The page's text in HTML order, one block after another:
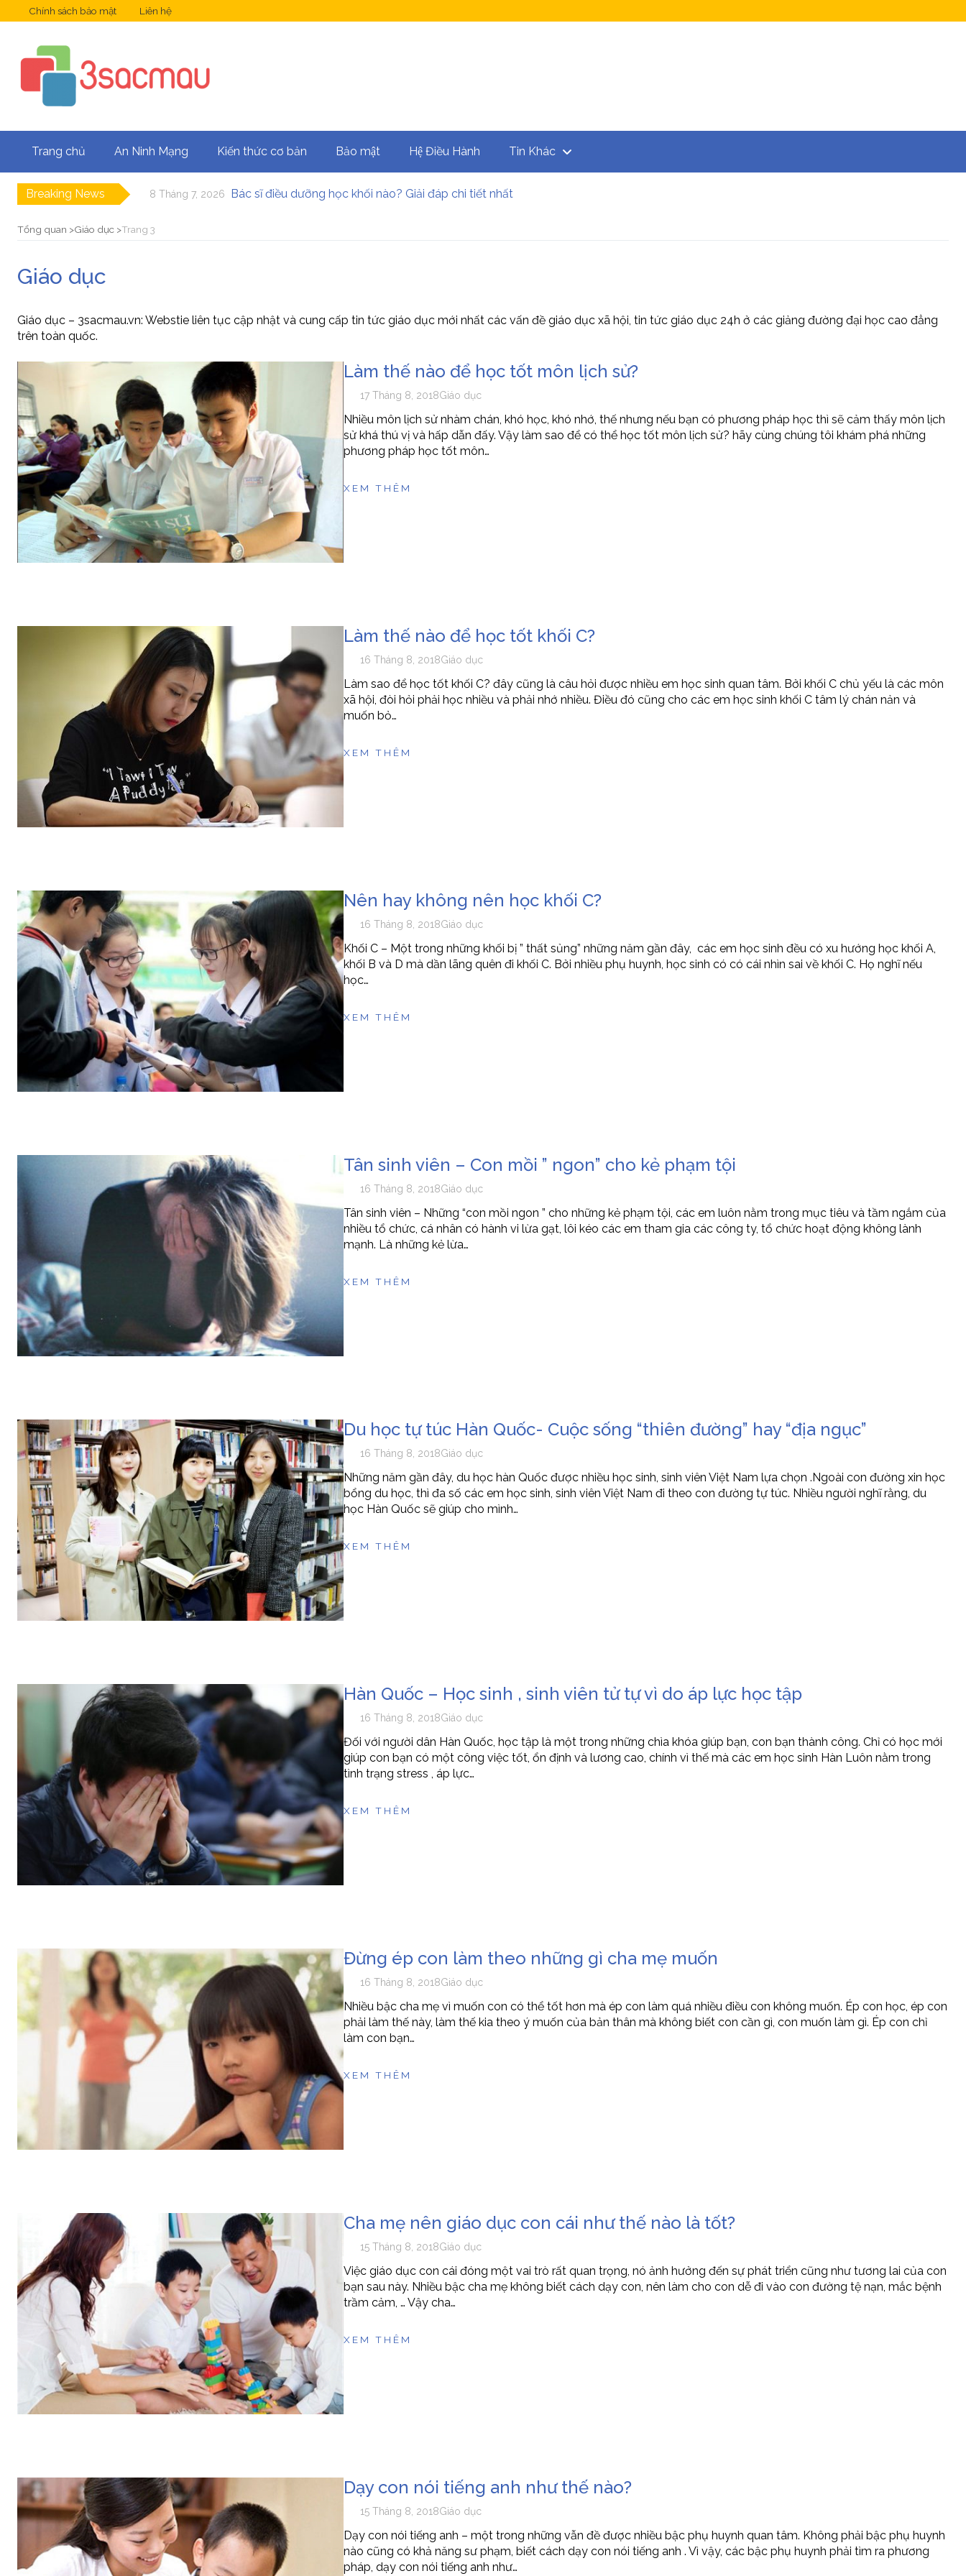
Chính sách bảo mật Liên hệ
Trang chủ An Ninh Mạng Kiến thức cơ bản Bảo mật Hệ Điều Hành Tin Khác
Breaking News 8 Tháng 7, 2026 Bác sĩ điều dưỡng học khối nào? Giải đáp chi tiết nhất
20 Tháng 2, 2025
Tổng quan Giáo dục Trang 3
Giáo dục
Giáo dục – 3sacmau.vn: Webstie liên tục cập nhật và cung cấp tin tức giáo dục mới nhất các vấn đề giáo dục xã hội, tin tức giáo dục 24h ở các giảng đường đại học cao đẳng
trên toàn quốc.
Làm thế nào để học tốt môn lịch sử?
17 Tháng 8, 2018Giáo dục
Nhiều môn lịch sử nhàm chán, khó học, khó nhớ, thế nhưng nếu bạn có phương pháp học thì sẽ cảm thấy môn lịch
sử khá thú vị và hấp dẫn đấy. Vậy làm sao để có thể học tốt môn lịch sử? hãy cùng chúng tôi khám phá những
phương pháp học tốt môn…
XEM THÊM
Làm thế nào để học tốt khối C?
16 Tháng 8, 2018Giáo dục
Làm sao để học tốt khối C? đây cũng là câu hỏi được nhiều em học sinh quan tâm. Bởi khối C chủ yếu là các môn
xã hội, đòi hỏi phải học nhiều và phải nhớ nhiều. Điều đó cũng cho các em học sinh khối C tâm lý chán nản và
muốn bỏ…
XEM THÊM
Nên hay không nên học khối C?
16 Tháng 8, 2018Giáo dục
Khối C – Một trong những khối bị ” thất sủng” những năm gần đây, các em học sinh đều có xu hướng học khối A,
khối B và D mà dần lãng quên đi khối C. Bởi nhiều phụ huynh, học sinh có có cái nhìn sai về khối C. Họ nghĩ nếu
học…
XEM THÊM
Tân sinh viên – Con mồi ” ngon” cho kẻ phạm tội
16 Tháng 8, 2018Giáo dục
Tân sinh viên – Những “con mồi ngon ” cho những kẻ phạm tội, các em luôn nằm trong mục tiêu và tầm ngắm của
nhiều tổ chức, cá nhân có hành vi lừa gạt, lôi kéo các em tham gia các công ty, tổ chức hoạt động không lành
mạnh. Là những kẻ lừa…
XEM THÊM
Du học tự túc Hàn Quốc- Cuộc sống “thiên đường” hay “địa ngục”
16 Tháng 8, 2018Giáo dục
Những năm gần đây, du học hàn Quốc được nhiều học sinh, sinh viên Việt Nam lựa chọn .Ngoài con đường xin học
bổng du học, thì đa số các em học sinh, sinh viên Việt Nam đi theo con đường tự túc. Nhiều người nghĩ rằng, du
học Hàn Quốc sẽ giúp cho mình…
XEM THÊM
Hàn Quốc – Học sinh , sinh viên tử tự vì do áp lực học tập
16 Tháng 8, 2018Giáo dục
Đối với người dân Hàn Quốc, học tập là một trong những chìa khóa giúp bạn, con bạn thành công. Chỉ có học mới
giúp con bạn có một công việc tốt, ổn định và lương cao, chính vì thế mà các em học sinh Hàn Luôn nằm trong
tình trạng stress , áp lực…
XEM THÊM
Đừng ép con làm theo những gì cha mẹ muốn
16 Tháng 8, 2018Giáo dục
Nhiều bậc cha mẹ vì muốn con có thể tốt hơn mà ép con làm quá nhiều điều con không muốn. Ép con học, ép con
phải làm thế này, làm thế kia theo ý muốn của bản thân mà không biết con cần gì, con muốn làm gì. Ép con chỉ
làm con bạn…
XEM THÊM
Cha mẹ nên giáo dục con cái như thế nào là tốt?
15 Tháng 8, 2018Giáo dục
Việc giáo dục con cái đóng một vai trò rất quan trọng, nó ảnh hưởng đến sự phát triển cũng như tương lai của con
bạn sau này. Nhiều bậc cha mẹ không biết cách dạy con, nên làm cho con dễ đi vào con đường tệ nạn, mắc bệnh
trầm cảm, … Vậy cha…
XEM THÊM
Dạy con nói tiếng anh như thế nào?
15 Tháng 8, 2018Giáo dục
Dạy con nói tiếng anh – một trong những vẫn đề được nhiều bậc phụ huynh quan tâm. Không phải bậc phụ huynh
nào cũng có khả năng sư phạm, biết cách dạy con nói tiếng anh . Vì vậy, các bậc phụ huynh phải tìm ra phương
pháp, dạy con nói tiếng anh như…